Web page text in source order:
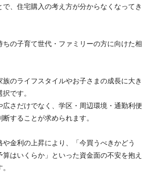
で、住宅購入の考え方が分からなくなってき
ちの子育て世代・ファミリーの方に向けた相
のライフスタイルやお子さまの成長に大き
です。
広さだけでなく、学区・周辺環境・通勤利便
することが求められます。
や金利の上昇により、「今買うべきかどう
はいくらか」といった資金面の不安を抱え